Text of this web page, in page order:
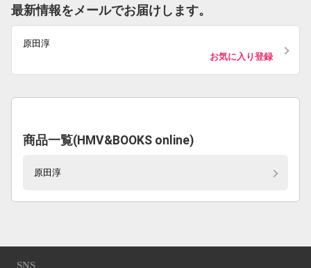
最新情報をメールでお届けします。
原田淳
お気に入り登録
商品一覧(HMV&BOOKS online)
原田淳
SNS